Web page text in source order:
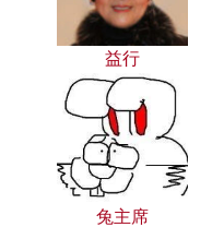
益行
兔主席